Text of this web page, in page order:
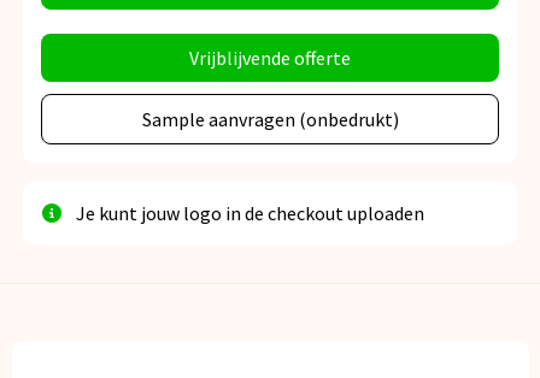
Vrijblijvende offerte
Sample aanvragen (onbedrukt)
Je kunt jouw logo in de checkout uploaden